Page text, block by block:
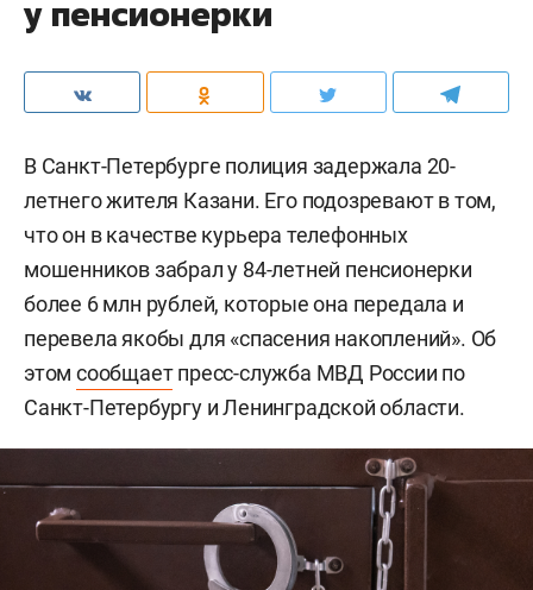
у пенсионерки
В Санкт-Петербурге полиция задержала 20-
летнего жителя Казани. Его подозревают в том,
что он в качестве курьера телефонных
мошенников забрал у 84-летней пенсионерки
более 6 млн рублей, которые она передала и
перевела якобы для «спасения накоплений». Об
этом сообщаетпресс-служба МВД России по
Санкт-Петербургу и Ленинградской области.